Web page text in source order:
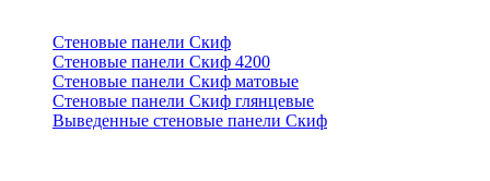
Стеновые панели Скиф
Стеновые панели Скиф 4200
Стеновые панели Скиф матовые
Стеновые панели Скиф глянцевые
Выведенные стеновые панели Скиф